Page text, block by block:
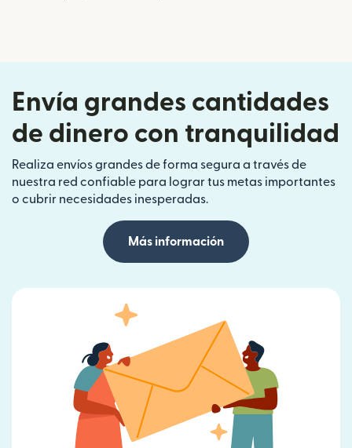
Envía grandes cantidades
de dinero con tranquilidad
Realiza envíos grandes de forma segura a través de
nuestra red confiable para lograr tus metas importantes
o cubrir necesidades inesperadas.
Más información